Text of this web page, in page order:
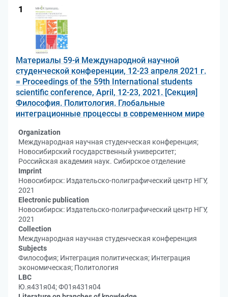
1
Материалы 59-й Международной научной
студенческой конференции, 12-23 апреля 2021 г.
= Proceedings of the 59th International students
scientific conference, April, 12-23, 2021. [Секция]
Философия. Политология. Глобальные
интеграционные процессы в современном мире
Organization
Международная научная студенческая конференция;
Новосибирский государственный университет;
Российская академия наук. Сибирское отделение
Imprint
Новосибирск: Издательско-полиграфический центр НГУ,
2021
Electronic publication
Новосибирск: Издательско-полиграфический центр НГУ,
2021
Collection
Международная научная студенческая конференция
Subjects
Философия; Интеграция политическая; Интеграция
экономическая; Политология
LBC
Ю.я431я04; Ф01я431я04